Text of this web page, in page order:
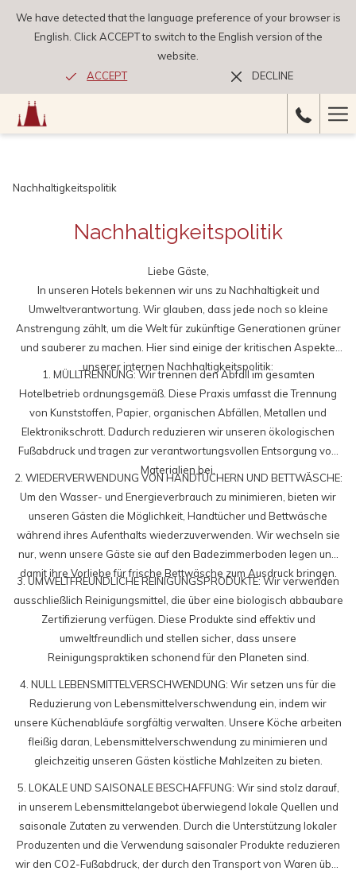
We have detected that the language preference of your browser is
English. Click ACCEPT to switch to the English version of the
website.
ACCEPT
DECLINE
Nachhaltigkeitspolitik
Nachhaltigkeitspolitik
Liebe Gäste,
In unseren Hotels bekennen wir uns zu Nachhaltigkeit und
Umweltverantwortung. Wir glauben, dass jede noch so kleine
Anstrengung zählt, um die Welt für zukünftige Generationen grüner
und sauberer zu machen. Hier sind einige der kritischen Aspekte
unserer internen Nachhaltigkeitspolitik:
1. MÜLLTRENNUNG: Wir trennen den Abfall im gesamten
Hotelbetrieb ordnungsgemäß. Diese Praxis umfasst die Trennung
von Kunststoffen, Papier, organischen Abfällen, Metallen und
Elektronikschrott. Dadurch reduzieren wir unseren ökologischen
Fußabdruck und tragen zur verantwortungsvollen Entsorgung von
Materialien bei.
2. WIEDERVERWENDUNG VON HANDTÜCHERN UND BETTWÄSCHE:
Um den Wasser- und Energieverbrauch zu minimieren, bieten wir
unseren Gästen die Möglichkeit, Handtücher und Bettwäsche
während ihres Aufenthalts wiederzuverwenden. Wir wechseln sie
nur, wenn unsere Gäste sie auf den Badezimmerboden legen und
damit ihre Vorliebe für frische Bettwäsche zum Ausdruck bringen.
3. UMWELTFREUNDLICHE REINIGUNGSPRODUKTE: Wir verwenden
ausschließlich Reinigungsmittel, die über eine biologisch abbaubare
Zertifizierung verfügen. Diese Produkte sind effektiv und
umweltfreundlich und stellen sicher, dass unsere
Reinigungspraktiken schonend für den Planeten sind.
4. NULL LEBENSMITTELVERSCHWENDUNG: Wir setzen uns für die
Reduzierung von Lebensmittelverschwendung ein, indem wir
unsere Küchenabläufe sorgfältig verwalten. Unsere Köche arbeiten
fleißig daran, Lebensmittelverschwendung zu minimieren und
gleichzeitig unseren Gästen köstliche Mahlzeiten zu bieten.
5. LOKALE UND SAISONALE BESCHAFFUNG: Wir sind stolz darauf,
in unserem Lebensmittelangebot überwiegend lokale Quellen und
saisonale Zutaten zu verwenden. Durch die Unterstützung lokaler
Produzenten und die Verwendung saisonaler Produkte reduzieren
wir den CO2-Fußabdruck, der durch den Transport von Waren über